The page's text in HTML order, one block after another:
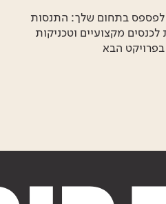
לפספס בתחום שלך: התנסות
מקצועיים וטכניקות
הבא